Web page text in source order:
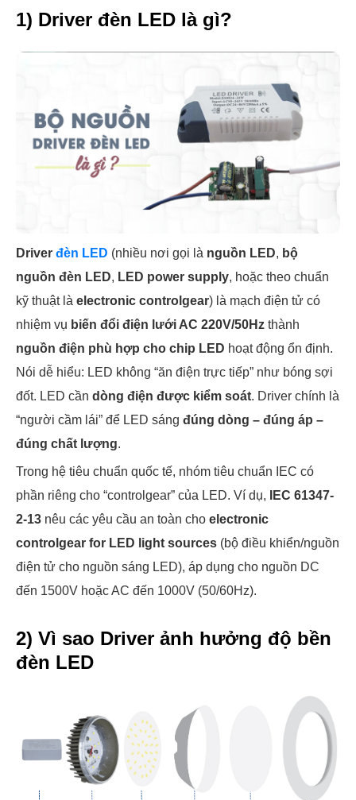
1) Driver đèn LED là gì?
Driver đèn LED (nhiều nơi gọi là nguồn LED, bộ
nguồn đèn LED, LED power supply, hoặc theo chuẩn
kỹ thuật là electronic controlgear) là mạch điện tử có
nhiệm vụ biến đổi điện lưới AC 220V/50Hz thành
nguồn điện phù hợp cho chip LED hoạt động ổn định.
Nói dễ hiểu: LED không “ăn điện trực tiếp” như bóng sợi
đốt. LED cần dòng điện được kiểm soát. Driver chính là
“người cầm lái” để LED sáng đúng dòng – đúng áp –
đúng chất lượng.
Trong hệ tiêu chuẩn quốc tế, nhóm tiêu chuẩn IEC có
phần riêng cho “controlgear” của LED. Ví dụ,
IEC 61347-
2-13 nêu các yêu cầu an toàn cho electronic
controlgear for LED light sources (bộ điều khiển/nguồn
điện tử cho nguồn sáng LED), áp dụng cho nguồn DC
đến 1500V hoặc AC đến 1000V (50/60Hz).
2) Vì sao Driver ảnh hưởng độ bền
đèn LED